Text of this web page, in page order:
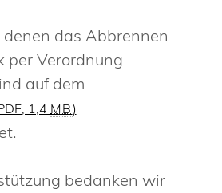
das Abbrennen
per Verordnung
auf dem
1,4 MB)
bedanken wir